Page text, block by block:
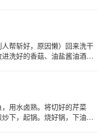
帮斩好，原因懒）回来洗干
洗好的香菇、油盐酱油酒、
用水卤熟。将切好的芹菜
下，起锅。烧好锅，下油，